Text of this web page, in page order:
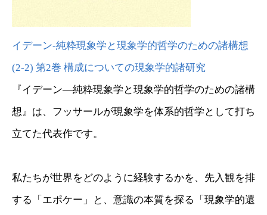
イデーン-純粋現象学と現象学的哲学のための諸構想
(2-2) 第2巻 構成についての現象学的諸研究
『イデーン―純粋現象学と現象学的哲学のための諸構
想』は、フッサールが現象学を体系的哲学として打ち
立てた代表作です。
私たちが世界をどのように経験するかを、先入観を排
する「エポケー」と、意識の本質を探る「現象学的還